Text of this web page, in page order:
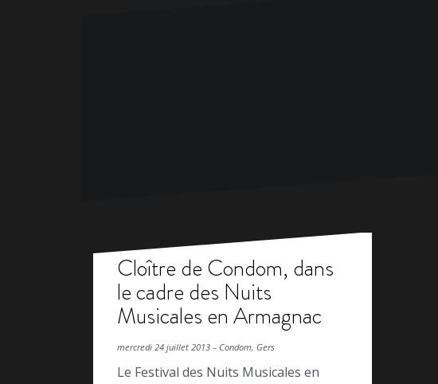
Cloître de Condom, dans
le cadre des Nuits
Musicales en Armagnac
mercredi 24 juillet 2013 – Condom, Gers
Le Festival des Nuits Musicales en